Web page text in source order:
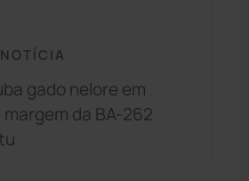
gado nelore em
da BA-262